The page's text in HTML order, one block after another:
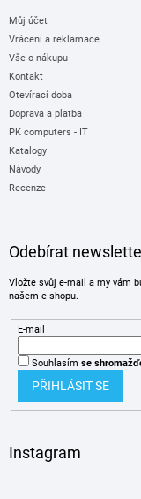
Můj účet
Vrácení a reklamace
Vše o nákupu
Kontakt
Otevírací doba
Doprava a platba
PK computers - IT
Katalogy
Návody
Recenze
Odebírat
Vložte svůj e-mail a my vám
našem e-shopu.
E-mail
Souhlasím se
PŘIHLÁSIT SE
Instagram